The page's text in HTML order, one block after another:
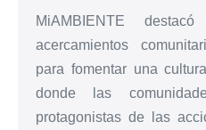
MiAMBIENTE
acercamientos
para fomentar una
donde las
protagonistas de las